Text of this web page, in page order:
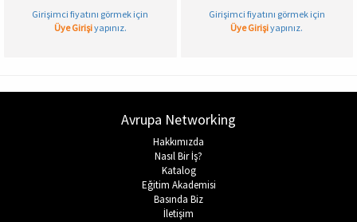
Girişimci fiyatını görmek için
Üye Girişiyapınız.
Girişimci fiyatını görmek için
Üye Girişiyapınız.
Avrupa Networking
Hakkımızda
Nasıl Bir İş?
Katalog
Eğitim Akademisi
Basında Biz
İletişim